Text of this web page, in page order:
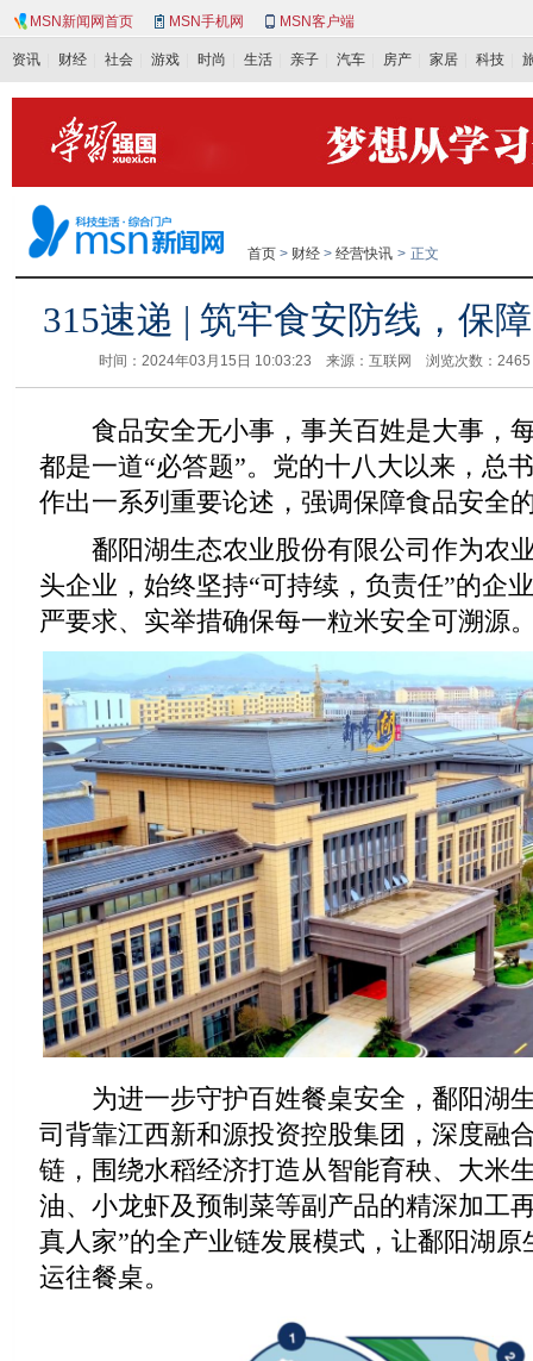
MSN新闻网首页 MSN手机网 MSN客户端
资讯 财经 社会 游戏 时尚 生活 亲子 汽车 房产 家居 科技
首页 > 财经 > 经营快讯 > 正文
315速递 | 筑牢食安防线，保
时间：2024年03月15日 10:03:23 来源：互联网 浏览次数：
食品安全无小事，事关百姓是大事，每
都是一道“必答题”。党的十八大以来，总
作出一系列重要论述，强调保障食品安全
鄱阳湖生态农业股份有限公司作为农
头企业，始终坚持“可持续，负责任”的企
严要求、实举措确保每一粒米安全可溯源
为进一步守护百姓餐桌安全，鄱阳湖
司背靠江西新和源投资控股集团，深度融
链，围绕水稻经济打造从智能育秧、大米
油、小龙虾及预制菜等副产品的精深加工
真人家”的全产业链发展模式，让鄱阳湖
运往餐桌。